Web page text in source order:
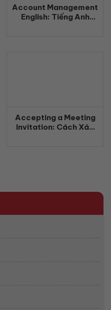
Account Management
English: Tiếng Anh
Accepting a Meeting
Invitation: Cách Xác